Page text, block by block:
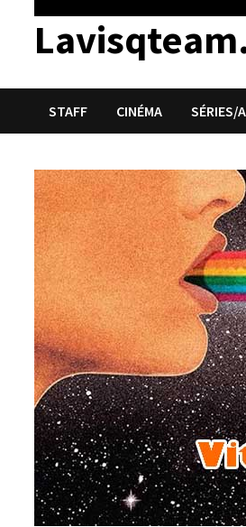
STAFF CINÉMA SÉRIES/